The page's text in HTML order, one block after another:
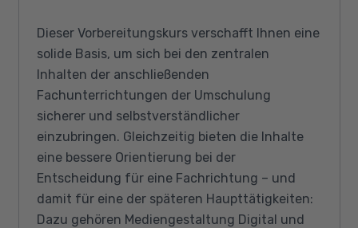
Dieser Vorbereitungskurs verschafft Ihnen eine
solide Basis, um sich bei den zentralen
Inhalten der anschließenden
Fachunterrichtungen der Umschulung
sicherer und selbstverständlicher
einzubringen. Gleichzeitig bieten die Inhalte
eine bessere Orientierung bei der
Entscheidung für eine Fachrichtung – und
damit für eine der späteren Haupttätigkeiten:
Dazu gehören Mediengestaltung Digital und